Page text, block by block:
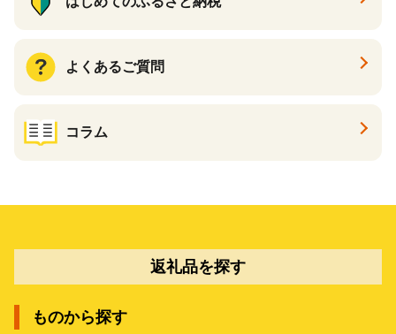
よくあるご質問
コラム
返礼品を探す
ものから探す